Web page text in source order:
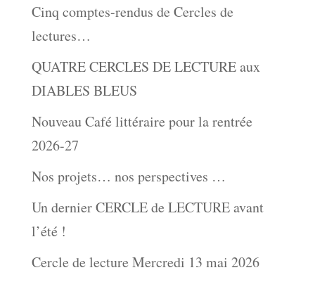
Cinq comptes-rendus de Cercles de
lectures…
QUATRE CERCLES DE LECTURE aux
DIABLES BLEUS
Nouveau Café littéraire pour la rentrée
2026-27
Nos projets… nos perspectives …
Un dernier CERCLE de LECTURE avant
l’été !
Cercle de lecture Mercredi 13 mai 2026